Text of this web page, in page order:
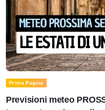
Prima Pagina
Previsioni meteo